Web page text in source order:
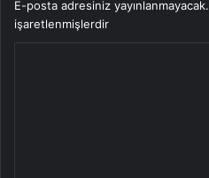
E-posta adresiniz yayınlanmayacak.
işaretlenmişlerdir